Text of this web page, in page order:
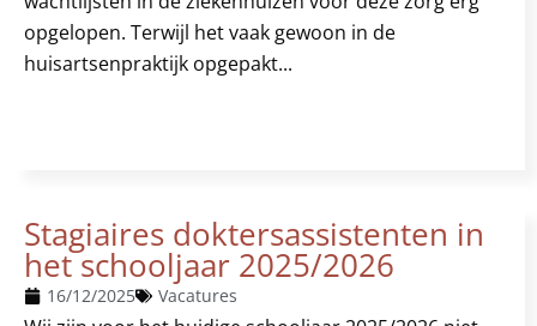
opgelopen. Terwijl het vaak gewoon in de
huisartsenpraktijk opgepakt...
Stagiaires doktersassistenten in
het schooljaar 2025/2026
16/12/2025 Vacatures